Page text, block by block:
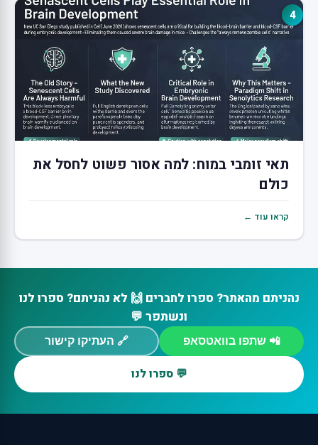
4
תאי זומבי במוח: למה אסור פשוט לחסל את
כולם
קראו עוד ←
נהניתם מהאתר? ספרו לחברים 🙌 לא נהניתם? ספרו לנו
ונשתפר 💬
📲 שתפו בוואטסאפ 🔗 העתיקו קישור
💬 ספרו לנו